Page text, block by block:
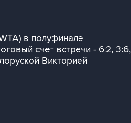
в полуфинале
счет встречи - 6:2, 3:6,
Викторией